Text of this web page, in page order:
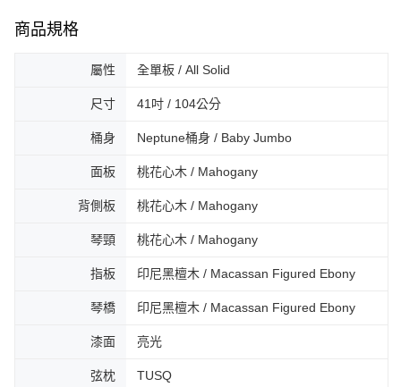
商品規格
屬性 全單板 / All Solid
尺寸 41吋 / 104公分
桶身 Neptune桶身 / Baby Jumbo
面板 桃花心木 / Mahogany
背側板 桃花心木 / Mahogany
琴頸 桃花心木 / Mahogany
指板 印尼黑檀木 / Macassan Figured Ebony
琴橋 印尼黑檀木 / Macassan Figured Ebony
漆面 亮光
弦枕 TUSQ